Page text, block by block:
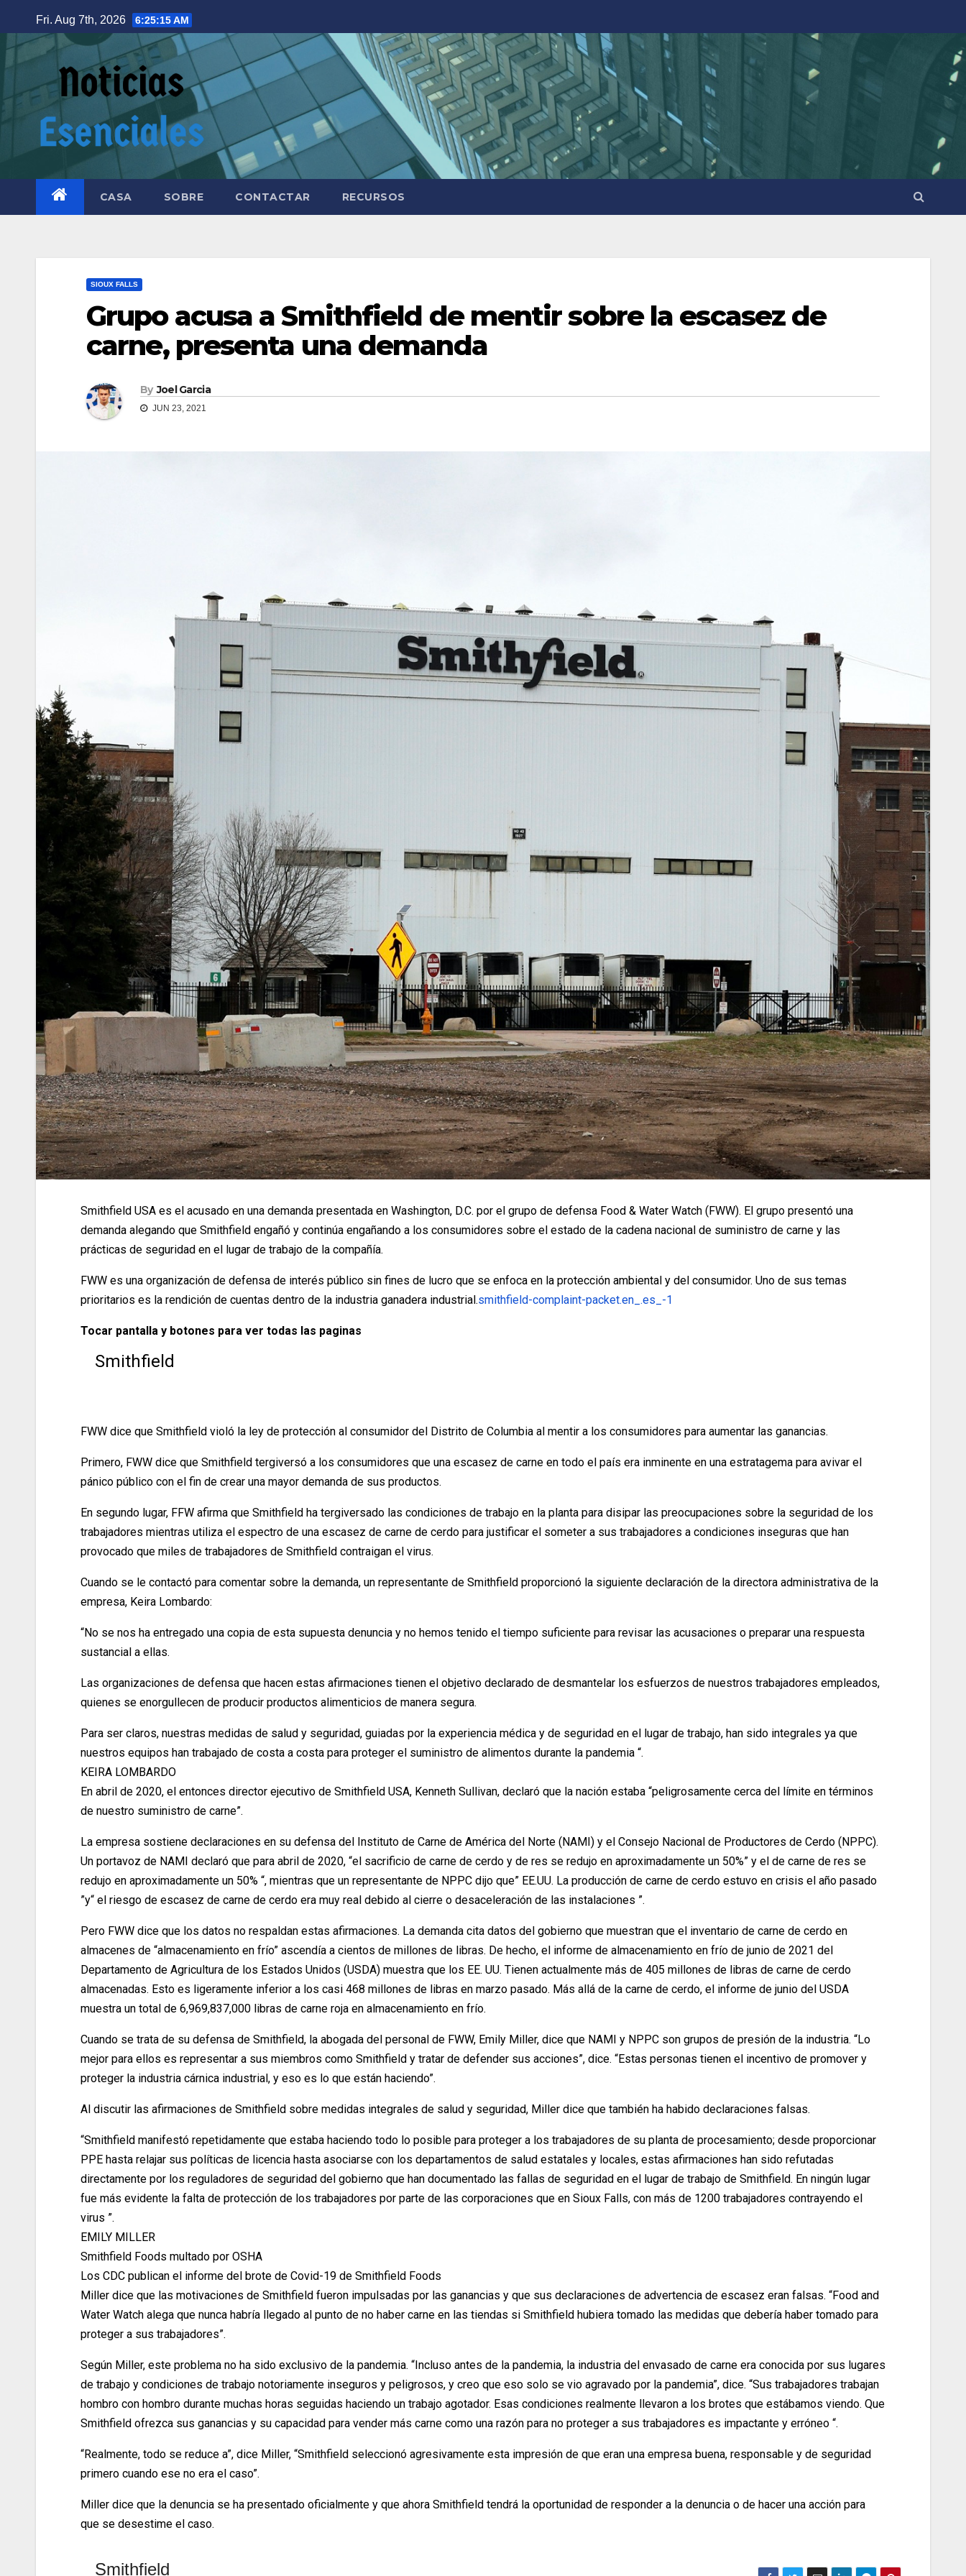
Fri. Aug 7th, 2026 6:25:17 AM
CASA SOBRE CONTACTAR RECURSOS
SIOUX FALLS
Grupo acusa a Smithfield de mentir sobre la escasez de
carne, presenta una demanda
By Joel Garcia
JUN 23, 2021
Smithfield USA es el acusado en una demanda presentada en Washington, D.C. por el grupo de defensa Food & Water Watch (FWW). El grupo presentó una
demanda alegando que Smithfield engañó y continúa engañando a los consumidores sobre el estado de la cadena nacional de suministro de carne y las
prácticas de seguridad en el lugar de trabajo de la compañía.
FWW es una organización de defensa de interés público sin fines de lucro que se enfoca en la protección ambiental y del consumidor. Uno de sus temas
prioritarios es la rendición de cuentas dentro de la industria ganadera industrial.smithfield-complaint-packet.en_.es_-1
Tocar pantalla y botones para ver todas las paginas
Smithfield
FWW dice que Smithfield violó la ley de protección al consumidor del Distrito de Columbia al mentir a los consumidores para aumentar las ganancias.
Primero, FWW dice que Smithfield tergiversó a los consumidores que una escasez de carne en todo el país era inminente en una estratagema para avivar el
pánico público con el fin de crear una mayor demanda de sus productos.
En segundo lugar, FFW afirma que Smithfield ha tergiversado las condiciones de trabajo en la planta para disipar las preocupaciones sobre la seguridad de los
trabajadores mientras utiliza el espectro de una escasez de carne de cerdo para justificar el someter a sus trabajadores a condiciones inseguras que han
provocado que miles de trabajadores de Smithfield contraigan el virus.
Cuando se le contactó para comentar sobre la demanda, un representante de Smithfield proporcionó la siguiente declaración de la directora administrativa de la
empresa, Keira Lombardo:
“No se nos ha entregado una copia de esta supuesta denuncia y no hemos tenido el tiempo suficiente para revisar las acusaciones o preparar una respuesta
sustancial a ellas.
Las organizaciones de defensa que hacen estas afirmaciones tienen el objetivo declarado de desmantelar los esfuerzos de nuestros trabajadores empleados,
quienes se enorgullecen de producir productos alimenticios de manera segura.
Para ser claros, nuestras medidas de salud y seguridad, guiadas por la experiencia médica y de seguridad en el lugar de trabajo, han sido integrales ya que
nuestros equipos han trabajado de costa a costa para proteger el suministro de alimentos durante la pandemia “.
KEIRA LOMBARDO
En abril de 2020, el entonces director ejecutivo de Smithfield USA, Kenneth Sullivan, declaró que la nación estaba “peligrosamente cerca del límite en términos
de nuestro suministro de carne”.
La empresa sostiene declaraciones en su defensa del Instituto de Carne de América del Norte (NAMI) y el Consejo Nacional de Productores de Cerdo (NPPC).
Un portavoz de NAMI declaró que para abril de 2020, “el sacrificio de carne de cerdo y de res se redujo en aproximadamente un 50%” y el de carne de res se
redujo en aproximadamente un 50% “, mientras que un representante de NPPC dijo que” EE.UU. La producción de carne de cerdo estuvo en crisis el año pasado
”y“ el riesgo de escasez de carne de cerdo era muy real debido al cierre o desaceleración de las instalaciones ”.
Pero FWW dice que los datos no respaldan estas afirmaciones. La demanda cita datos del gobierno que muestran que el inventario de carne de cerdo en
almacenes de “almacenamiento en frío” ascendía a cientos de millones de libras. De hecho, el informe de almacenamiento en frío de junio de 2021 del
Departamento de Agricultura de los Estados Unidos (USDA) muestra que los EE. UU. Tienen actualmente más de 405 millones de libras de carne de cerdo
almacenadas. Esto es ligeramente inferior a los casi 468 millones de libras en marzo pasado. Más allá de la carne de cerdo, el informe de junio del USDA
muestra un total de 6,969,837,000 libras de carne roja en almacenamiento en frío.
Cuando se trata de su defensa de Smithfield, la abogada del personal de FWW, Emily Miller, dice que NAMI y NPPC son grupos de presión de la industria. “Lo
mejor para ellos es representar a sus miembros como Smithfield y tratar de defender sus acciones”, dice. “Estas personas tienen el incentivo de promover y
proteger la industria cárnica industrial, y eso es lo que están haciendo”.
Al discutir las afirmaciones de Smithfield sobre medidas integrales de salud y seguridad, Miller dice que también ha habido declaraciones falsas.
“Smithfield manifestó repetidamente que estaba haciendo todo lo posible para proteger a los trabajadores de su planta de procesamiento; desde proporcionar
PPE hasta relajar sus políticas de licencia hasta asociarse con los departamentos de salud estatales y locales, estas afirmaciones han sido refutadas
directamente por los reguladores de seguridad del gobierno que han documentado las fallas de seguridad en el lugar de trabajo de Smithfield. En ningún lugar
fue más evidente la falta de protección de los trabajadores por parte de las corporaciones que en Sioux Falls, con más de 1200 trabajadores contrayendo el
virus ”.
EMILY MILLER
Smithfield Foods multado por OSHA
Los CDC publican el informe del brote de Covid-19 de Smithfield Foods
Miller dice que las motivaciones de Smithfield fueron impulsadas por las ganancias y que sus declaraciones de advertencia de escasez eran falsas. “Food and
Water Watch alega que nunca habría llegado al punto de no haber carne en las tiendas si Smithfield hubiera tomado las medidas que debería haber tomado para
proteger a sus trabajadores”.
Según Miller, este problema no ha sido exclusivo de la pandemia. “Incluso antes de la pandemia, la industria del envasado de carne era conocida por sus lugares
de trabajo y condiciones de trabajo notoriamente inseguros y peligrosos, y creo que eso solo se vio agravado por la pandemia”, dice. “Sus trabajadores trabajan
hombro con hombro durante muchas horas seguidas haciendo un trabajo agotador. Esas condiciones realmente llevaron a los brotes que estábamos viendo. Que
Smithfield ofrezca sus ganancias y su capacidad para vender más carne como una razón para no proteger a sus trabajadores es impactante y erróneo “.
“Realmente, todo se reduce a”, dice Miller, “Smithfield seleccionó agresivamente esta impresión de que eran una empresa buena, responsable y de seguridad
primero cuando ese no era el caso”.
Miller dice que la denuncia se ha presentado oficialmente y que ahora Smithfield tendrá la oportunidad de responder a la denuncia o de hacer una acción para
que se desestime el caso.
Smithfield